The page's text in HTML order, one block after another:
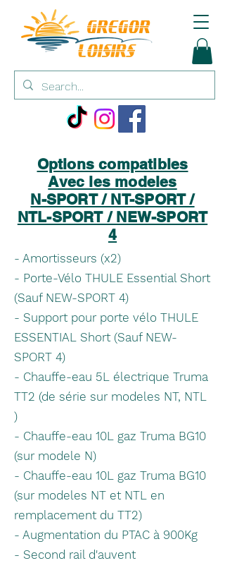
Options compatibles
Avec les modeles
N-SPORT / NT-SPORT /
NTL-SPORT / NEW-SPORT
4
- Amortisseurs (x2)
- Porte-Vélo THULE Essential Short
(Sauf NEW-SPORT 4)
- Support pour porte vélo THULE
ESSENTIAL Short (Sauf NEW-
SPORT 4)
- Chauffe-eau 5L électrique Truma
TT2 (de série sur modeles NT, NTL
)
- Chauffe-eau 10L gaz Truma BG10
(sur modele N)
- Chauffe-eau 10L gaz Truma BG10
(sur modeles NT et NTL en
remplacement du TT2)
- Augmentation du PTAC à 900Kg
- Second rail d'auvent